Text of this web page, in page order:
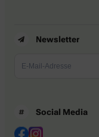
Newsletter
Social Media